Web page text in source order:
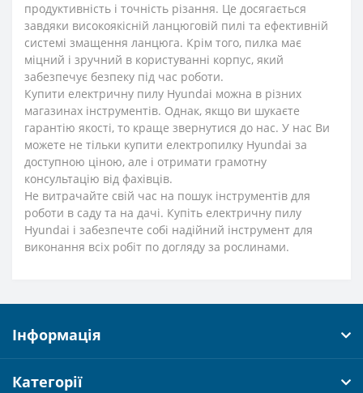
продуктивність і точність різання. Це досягається
завдяки високоякісній ланцюговій пилі та ефективній
системі змащення ланцюга. Крім того, пилка має
міцний і зручний в користуванні корпус, який
забезпечує безпеку під час роботи.
Купити електричну пилу Hyundai можна в різних
магазинах інструментів. Однак, якщо ви шукаєте
гарантію якості, то краще звернутися до нас. У нас Ви
можете не тільки купити електропилку Hyundai за
доступною ціною, але і отримати грамотну
консультацію від фахівців.
Не витрачайте свій час на пошук інструментів для
роботи в саду та на дачі. Купіть електричну пилу
Hyundai і забезпечте собі надійний інструмент для
виконання всіх робіт по догляду за рослинами.
Інформація
Категорії